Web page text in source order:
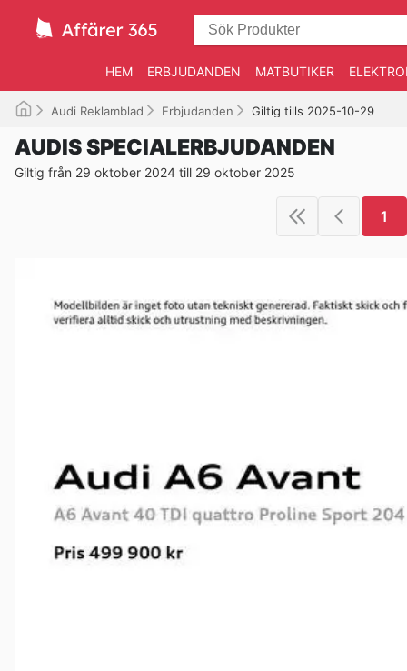
HEM ERBJUDANDEN MATBUTIKER
Audi Reklamblad Erbjudanden Giltig tills 2025-10-29
AUDIS SPECIALERBJUDANDEN
Giltig från 29 oktober 2024 till 29 oktober 2025
1